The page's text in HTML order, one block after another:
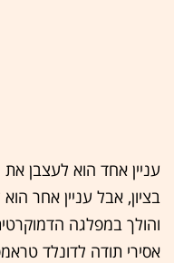
עניין אחד הוא לעצבן
בציון, אבל עניין אחר
והולך במפלגה
אסירי תודה לדונלד